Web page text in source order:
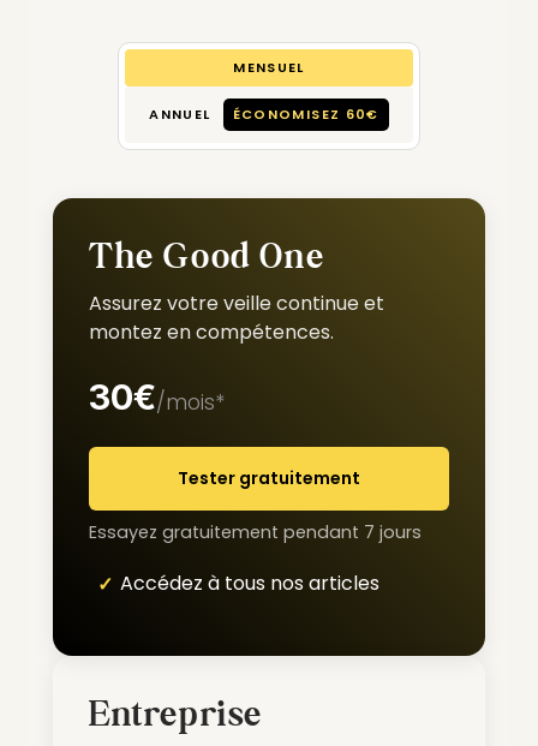
MENSUEL
ANNUEL ÉCONOMISEZ 60€
The Good One
Assurez votre veille continue et
montez en compétences.
30€/mois*
Tester gratuitement
Essayez gratuitement pendant 7 jours
Accédez à tous nos articles
Entreprise